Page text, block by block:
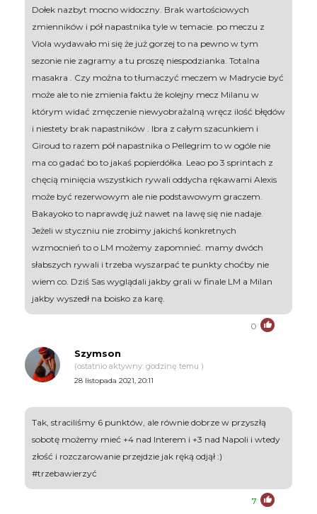
Dołek nazbyt mocno widoczny. Brak wartościowych
zmienników i pół napastnika tyle w temacie. po meczu z
Viola wydawało mi się że już gorzej to na pewno w tym
sezonie nie zagramy a tu proszę niespodzianka. Totalna
masakra . Czy można to tłumaczyć meczem w Madrycie być
może ale to nie zmienia faktu że kolejny mecz Milanu w
którym widać zmęczenie niewyobrażalną wręcz ilość błędów
i niestety brak napastników . Ibra z całym szacunkiem i
Giroud to razem pół napastnika o Pellegrim to w ogóle nie
ma co gadać bo to jakaś popierdółka. Leao po 3 sprintach z
chęcią minięcia wszystkich rywali oddycha rękawami Alexis
może być rezerwowym ale nie podstawowym graczem.
Bakayoko to naprawdę już nawet na lawę się nie nadaje.
Jeżeli w styczniu nie zrobimy jakichś konkretnych
wzmocnień to o LM możemy zapomnieć. mamy dwóch
słabszych rywali i trzeba wyszarpać te punkty choćby nie
wiem co. Dziś Sas wyglądali jakby grali w finale LM a Milan
jakby wyszedł na boisko za karę.
0
Szymson
(ostatnio aktywny: godzinę temu )
28 listopada 2021, 20:11
Tak, straciliśmy 6 punktów, ale równie dobrze w przyszłą
sobotę możemy mieć +4 nad Interem i +3 nad Napoli i wtedy
złość i rozczarowanie przejdzie jak ręką odjął :)
#trzebawierzyć
7